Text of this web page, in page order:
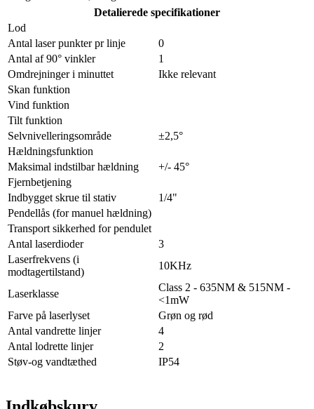
Detalierede specifikationer
Lod
Antal laser punkter pr linje
0
Antal af 90° vinkler
1
Omdrejninger i minuttet
Ikke relevant
Skan funktion
Vind funktion
Tilt funktion
Selvnivelleringsområde
±2,5°
Hældningsfunktion
Maksimal indstilbar hældning
+/- 45°
Fjernbetjening
Indbygget skrue til stativ
1/4"
Pendellås (for manuel hældning)
Transport sikkerhed for pendulet
Antal laserdioder
3
Laserfrekvens (i
modtagertilstand)
10KHz
Laserklasse
Class 2 - 635NM & 515NM -
<1mW
Farve på laserlyset
Grøn og rød
Antal vandrette linjer
4
Antal lodrette linjer
2
Støv-og vandtæthed
IP54